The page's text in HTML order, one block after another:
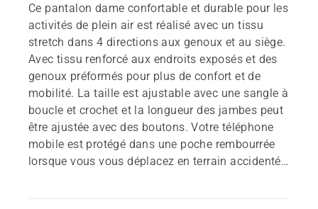
Ce pantalon dame confortable et durable pour les
activités de plein air est réalisé avec un tissu
stretch dans 4 directions aux genoux et au siège.
Avec tissu renforcé aux endroits exposés et des
genoux préformés pour plus de confort et de
mobilité. La taille est ajustable avec une sangle à
boucle et crochet et la longueur des jambes peut
être ajustée avec des boutons. Votre téléphone
mobile est protégé dans une poche rembourrée
lorsque vous vous déplacez en terrain accidenté.